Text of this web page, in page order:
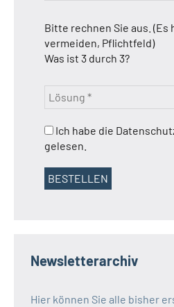
Bitte rechnen Sie aus. (Es
vermeiden, Pflichtfeld)
Was ist 3 durch 3?
Ich habe die
gelesen.
Newsletterarchiv
Hier können Sie alle bisher